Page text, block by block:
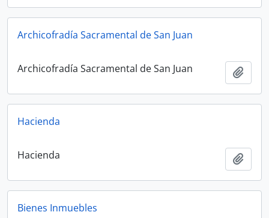
Archicofradía Sacramental de San Juan
Archicofradía Sacramental de San Juan
Hacienda
Hacienda
Bienes Inmuebles